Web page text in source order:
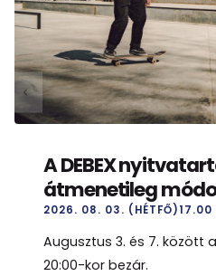
A DEBEX
átmenetileg
2026. 08. 03. (HÉTFŐ)17.00
Augusztus 3. és 7. között
20:00-kor bezár.